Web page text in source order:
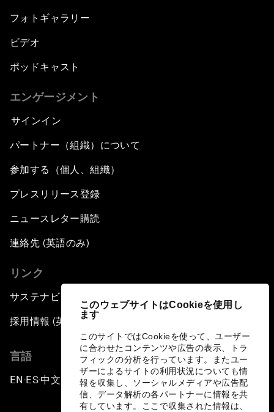
このウェブサイトはCookieを使用し
ます
このサイトではCookieを使って、ユーザー
に合わせたコンテンツや広告の表示、トラ
フィックの分析を行っています。またユー
ザーによるサイトの利用状況についても情
報を収集し、ソーシャルメディアや広告配
信、データ解析の各パートナーに情報を共
有しています。ここで収集された情報は、
フォトギャラリー
ビデオ
ポッドキャスト
エンゲージメント
サインイン
パートナー（組織）について
参加する（個人、組織）
プレスリリース登録
ニュースレター購読
連絡先 (英語のみ)
リンク
サステナビリティへの取り組み
採用情報 (英語のみ)
言語
EN ▪ES▪中文▪ 日本語